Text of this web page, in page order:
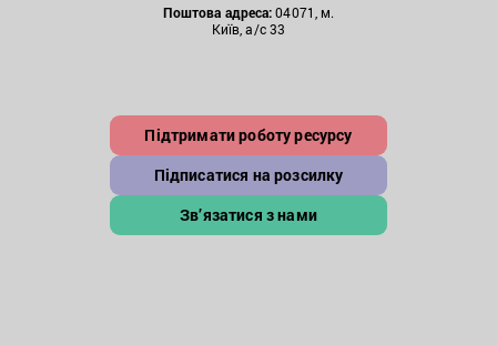
Поштова адреса:04071, м.
Київ, а/с 33
Підтримати роботу ресурсу
Підписатися на розсилку
Зв’язатися з нами